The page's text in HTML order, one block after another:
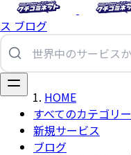
ス ブログ
すべてのカテゴリー
新規サービス
ブログ
HOME